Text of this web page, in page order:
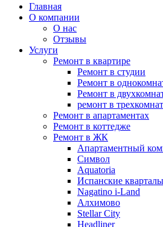
Главная
О компании
О нас
Отзывы
Услуги
Ремонт в квартире
Ремонт в студии
Ремонт в
Ремонт в
ремонт в
Ремонт в апартаментах
Ремонт в коттедже
Ремонт в ЖК
Апартаментный
Символ
Aquatoria
Испанские кварталы
Nagatino i-Land
Алхимово
Stellar City
Headliner